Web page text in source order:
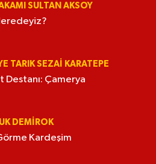
SULTAN AKSOY
TARIK SEZAI KARATEPE
Destanı: Çamerya
DEMIROK
Kardeşim